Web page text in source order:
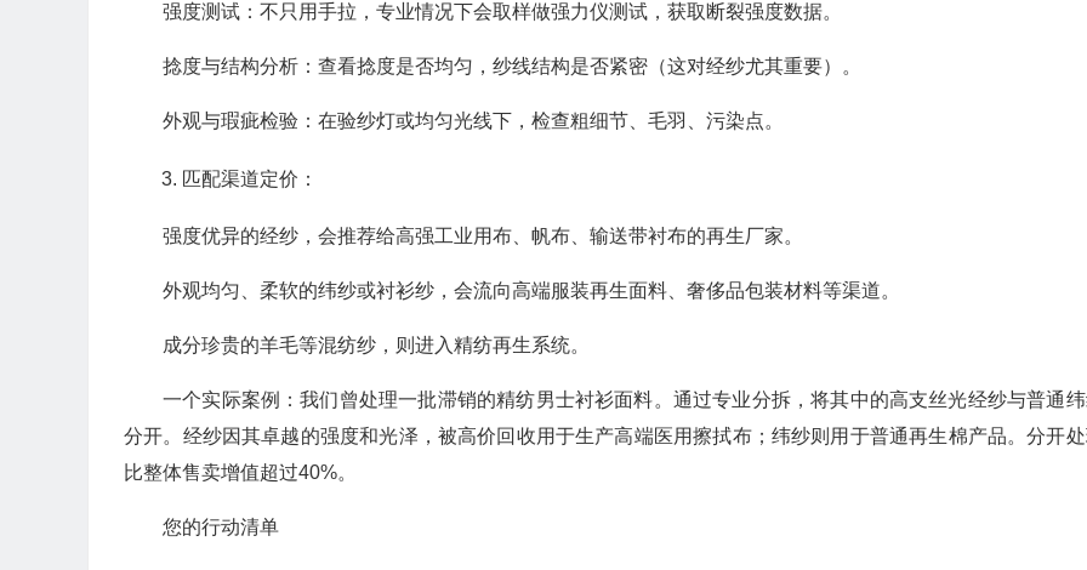
强度测试：不只用手拉，专业情况下会取样做强力仪测试，获取断裂强度数据。
捻度与结构分析：查看捻度是否均匀，纱线结构是否紧密（这对经纱尤其重要）。
外观与瑕疵检验：在验纱灯或均匀光线下，检查粗细节、毛羽、污染点。
匹配渠道定价：
强度优异的经纱，会推荐给高强工业用布、帆布、输送带衬布的再生厂家。
外观均匀、柔软的纬纱或衬衫纱，会流向高端服装再生面料、奢侈品包装材料等渠道。
成分珍贵的羊毛等混纺纱，则进入精纺再生系统。
一个实际案例：我们曾处理一批滞销的精纺男士衬衫面料。通过专业分拆，将其中的高支丝光经纱与普通
分开。经纱因其卓越的强度和光泽，被高价回收用于生产高端医用擦拭布；纬纱则用于普通再生棉产品。分开
比整体售卖增值超过40%。
您的行动清单